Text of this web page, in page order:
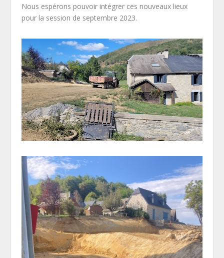
Nous espérons pouvoir intégrer ces nouveaux lieux
pour la session de septembre 2023.